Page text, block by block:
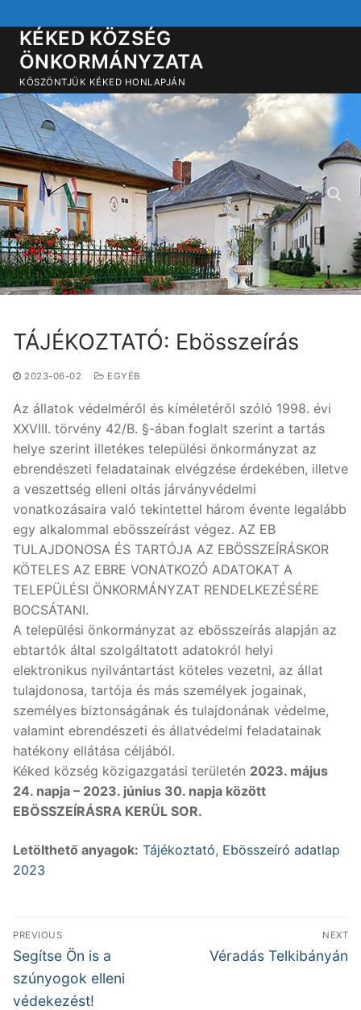
a
tartalomra
KÉKED KÖZSÉG
ÖNKORMÁNYZATA
KÖSZÖNTJÜK KÉKED HONLAPJÁN
Keresése:
TÁJÉKOZTATÓ: Ebösszeírás
2023-06-02 EGYÉB
Az állatok védelméről és kíméletéről szóló 1998. évi
XXVIII. törvény 42/B. §-ában foglalt szerint a tartás
helye szerint illetékes települési önkormányzat az
ebrendészeti feladatainak elvégzése érdekében, illetve
a veszettség elleni oltás járványvédelmi
vonatkozásaira való tekintettel három évente legalább
egy alkalommal ebösszeírást végez. AZ EB
TULAJDONOSA ÉS TARTÓJA AZ EBÖSSZEÍRÁSKOR
KÖTELES AZ EBRE VONATKOZÓ ADATOKAT A
TELEPÜLÉSI ÖNKORMÁNYZAT RENDELKEZÉSÉRE
BOCSÁTANI.
A települési önkormányzat az ebösszeírás alapján az
ebtartók által szolgáltatott adatokról helyi
elektronikus nyilvántartást köteles vezetni, az állat
tulajdonosa, tartója és más személyek jogainak,
személyes biztonságának és tulajdonának védelme,
valamint ebrendészeti és állatvédelmi feladatainak
hatékony ellátása céljából.
Kéked község közigazgatási területén 2023. május
24. napja – 2023. június 30. napja között
EBÖSSZEÍRÁSRA KERÜL SOR.
Letölthető anyagok: Tájékoztató, Ebösszeíró adatlap
2023
Bejegyzés
navigáció
PREVIOUS
Previous
post:
Segítse Ön is a
szúnyogok elleni
védekezést!
NEXT
Next
Véradás Telkibányán